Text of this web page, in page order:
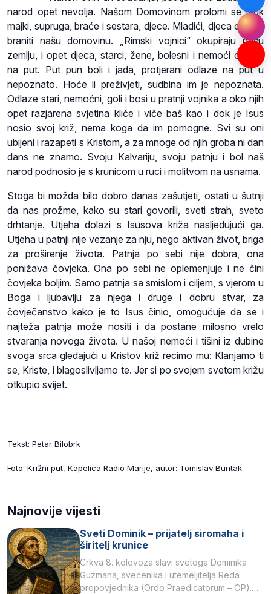
narod opet nevolja. Našom Domovinom prolomi se jauk
majki, supruga, braće i sestara, djece. Mladići, djeca odlaze
braniti našu domovinu. „Rimski vojnici“ okupiraju našu
zemlju, i opet djeca, starci, žene, bolesni i nemoći odlaze
na put. Put pun boli i jada, protjerani odlaze na put u
nepoznato. Hoće li preživjeti, sudbina im je nepoznata.
Odlaze stari, nemoćni, goli i bosi u pratnji vojnika a oko njih
opet razjarena svjetina kliče i viče baš kao i dok je Isus
nosio svoj križ, nema koga da im pomogne. Svi su oni
ubijeni i razapeti s Kristom, a za mnoge od njih groba ni dan
dans ne znamo. Svoju Kalvariju, svoju patnju i bol naš
narod podnosio je s krunicom u ruci i molitvom na usnama.
Stoga bi možda bilo dobro danas zašutjeti, ostati u šutnji
da nas prožme, kako su stari govorili, sveti strah, sveto
drhtanje. Utjeha dolazi s Isusova križa nasljedujući ga.
Utjeha u patnji nije vezanje za nju, nego aktivan život, briga
za proširenje života. Patnja po sebi nije dobra, ona
ponižava čovjeka. Ona po sebi ne oplemenjuje i ne čini
čovjeka boljim. Samo patnja sa smislom i ciljem, s vjerom u
Boga i ljubavlju za njega i druge i dobru stvar, za
čovječanstvo kako je to Isus činio, omogućuje da se i
najteža patnja može nositi i da postane milosno vrelo
stvaranja novoga života. U našoj nemoći i tišini iz dubine
svoga srca gledajući u Kristov križ recimo mu: Klanjamo ti
se, Kriste, i blagoslivljamo te. Jer si po svojem svetom križu
otkupio svijet.
Tekst: Petar Bilobrk
Foto: Križni put, Kapelica Radio Marije, autor: Tomislav Buntak
Najnovije vijesti
Sveti Dominik – prijatelj siromaha i
širitelj krunice
Crkva 8. kolovoza slavi svetoga Dominika
Guzmana, svećenika i utemeljitelja Reda
propovjednika (Ordo Praedicatorum – OP).